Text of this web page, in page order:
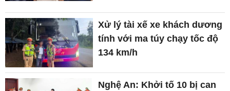
Xử lý tài xế xe khách dương
tính với ma túy chạy tốc độ
134 km/h
Nghệ An: Khởi tố 10 bị can